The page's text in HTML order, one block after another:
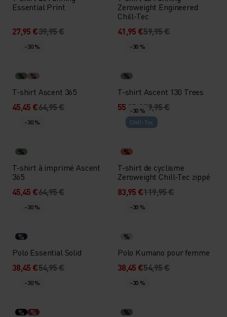
Essential Print
27,95 €39,95 €
Zeroweight Engineered
Chill-Tec
41,95 €59,95 €
-30 %
% %
T-shirt Ascent 365
45,45 €64,95 €
-30 %
%
T-shirt Ascent 130 Trees
55,95 €79,95 €
-30 %
%
T-shirt à imprimé Ascent
365
45,45 €64,95 €
-30 %
Chill-Tec
%
T-shirt de cyclisme
Zeroweight Chill-Tec zippé
83,95 €119,95 €
-30 %
%
Polo Essential Solid
38,45 €54,95 €
-30 %
%
Polo Kumano pour femme
38,45 €54,95 €
-30 %
% %
-30 %
%